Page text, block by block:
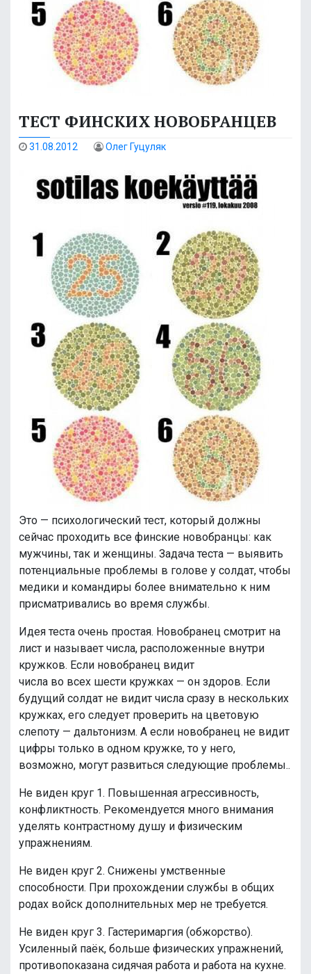
ТЕСТ ФИНСКИХ НОВОБРАНЦЕВ
31.08.2012 Олег Гуцуляк
Это — психологический тест, который должны
сейчас проходить все финские новобранцы: как
мужчины, так и женщины. Задача теста — выявить
потенциальные проблемы в голове у солдат, чтобы
медики и командиры более внимательно к ним
присматривались во время службы.
Идея теста очень простая. Новобранец смотрит на
лист и называет числа, расположенные внутри
кружков. Если новобранец видит
числа во всех шести кружках — он здоров. Если
будущий солдат не видит числа сразу в нескольких
кружках, его следует проверить на цветовую
слепоту — дальтонизм. А если новобранец не видит
цифры только в одном кружке, то у него,
возможно, могут развиться следующие проблемы..
Не виден круг 1. Повышенная агрессивность,
конфликтность. Рекомендуется много внимания
уделять контрастному душу и физическим
упражнениям.
Не виден круг 2. Снижены умственные
способности. При прохождении службы в общих
родах войск дополнительных мер не требуется.
Не виден круг 3. Гастеримаргия (обжорство).
Усиленный паёк, больше физических упражнений,
противопоказана сидячая работа и работа на кухне.